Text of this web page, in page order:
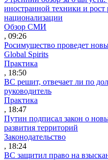
иностранной техники и
национализации
Обзор СМИ
, 09:26
Росимущество проведет
Global Spirits
Практика
, 18:50
ВС решит, отвечает ли по
руководитель
Практика
, 18:47
Путин подписал закон о
развития территорий
Законодательство
, 18:24
ВС защитил право на